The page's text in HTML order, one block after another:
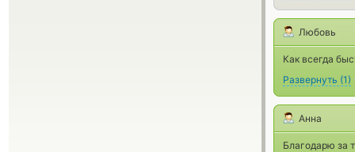
Любовь
Как всегда
Развернуть (1)
Анна
Благодарю за